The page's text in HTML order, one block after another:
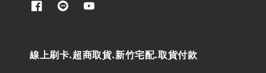
線上刷卡.超商取貨.新竹宅配.取貨付款